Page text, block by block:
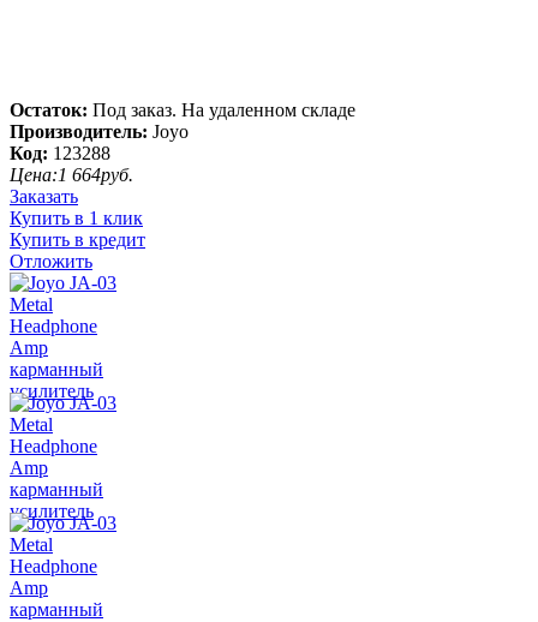
Остаток: Под заказ. На удаленном складе
Производитель: Joyo
Код: 123288
Цена:1 664руб.
Заказать
Купить в 1 клик
Купить в кредит
Отложить